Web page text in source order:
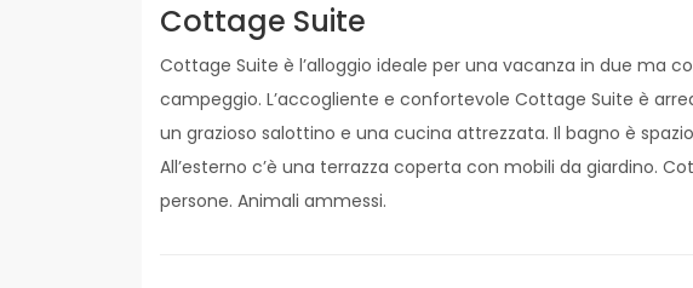
Cottage Suite
Cottage Suite è l’alloggio ideale per una vacanza in due ma
campeggio. L’accogliente e confortevole Cottage Suite è
un grazioso salottino e una cucina attrezzata. Il bagno è
All’esterno c’è una terrazza coperta con mobili da giardino.
persone. Animali ammessi.